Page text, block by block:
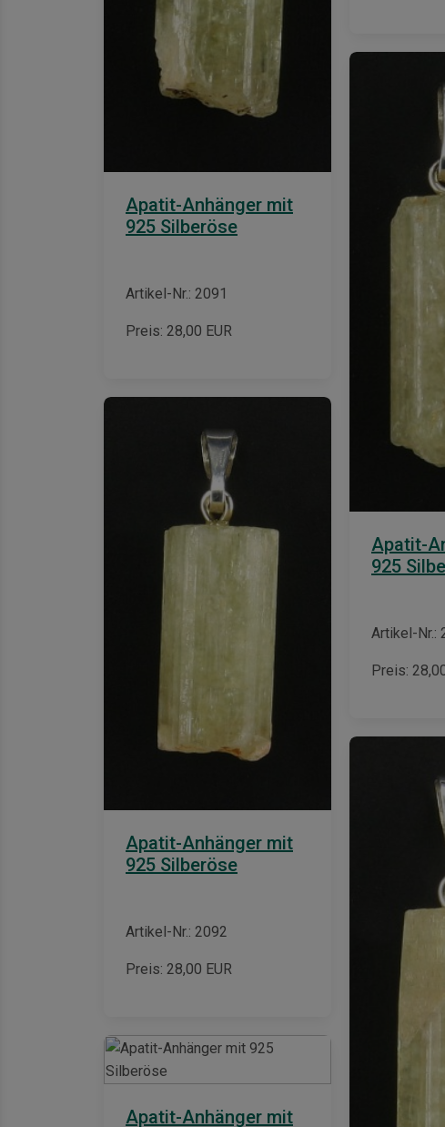
Apatit-Anhänger mit
925 Silberöse
Artikel-Nr.: 2091
Preis: 28,00 EUR
Apatit-Anhänger mit
925 Silberöse
Artikel-Nr.: 2092
Preis: 28,00 EUR
Apatit-
925
Artikel-Nr.:
Preis:
Apatit-Anhänger mit